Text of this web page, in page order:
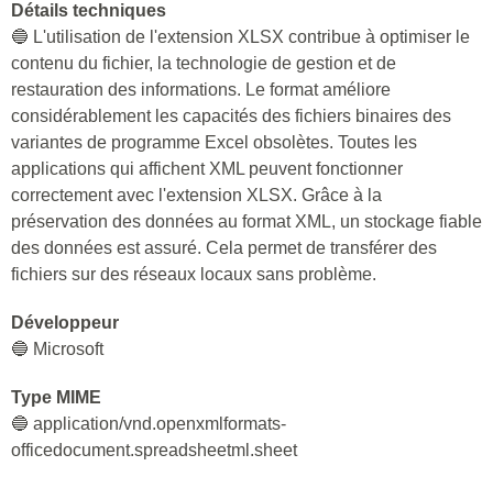
Détails techniques
🔵 L'utilisation de l'extension XLSX contribue à optimiser le
contenu du fichier, la technologie de gestion et de
restauration des informations. Le format améliore
considérablement les capacités des fichiers binaires des
variantes de programme Excel obsolètes. Toutes les
applications qui affichent XML peuvent fonctionner
correctement avec l'extension XLSX. Grâce à la
préservation des données au format XML, un stockage fiable
des données est assuré. Cela permet de transférer des
fichiers sur des réseaux locaux sans problème.
Développeur
🔵 Microsoft
Type MIME
🔵 application/vnd.openxmlformats-
officedocument.spreadsheetml.sheet